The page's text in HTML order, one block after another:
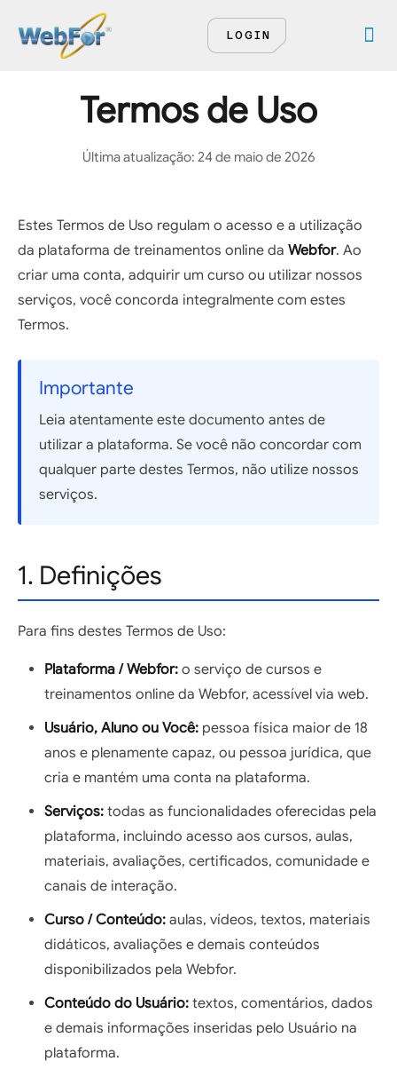
LOGIN
Termos de Uso
Última atualização: 24 de maio de 2026
Estes Termos de Uso regulam o acesso e a utilização
da plataforma de treinamentos online da Webfor. Ao
criar uma conta, adquirir um curso ou utilizar nossos
serviços, você concorda integralmente com estes
Termos.
Importante
Leia atentamente este documento antes de
utilizar a plataforma. Se você não concordar com
qualquer parte destes Termos, não utilize nossos
serviços.
1. Definições
Para fins destes Termos de Uso:
Plataforma / Webfor: o serviço de cursos e
treinamentos online da Webfor, acessível via web.
Usuário, Aluno ou Você: pessoa física maior de 18
anos e plenamente capaz, ou pessoa jurídica, que
cria e mantém uma conta na plataforma.
Serviços: todas as funcionalidades oferecidas pela
plataforma, incluindo acesso aos cursos, aulas,
materiais, avaliações, certificados, comunidade e
canais de interação.
Curso / Conteúdo: aulas, vídeos, textos, materiais
didáticos, avaliações e demais conteúdos
disponibilizados pela Webfor.
Conteúdo do Usuário: textos, comentários, dados
e demais informações inseridas pelo Usuário na
plataforma.